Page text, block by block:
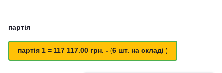
партія
партія 1 = 117 117.00 грн. - (6 шт. на складі )